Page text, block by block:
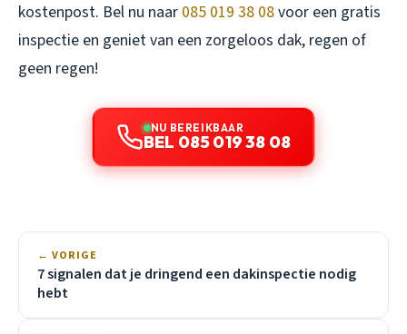
kostenpost. Bel nu naar 085 019 38 08voor een gratis
inspectie en geniet van een zorgeloos dak, regen of
geen regen!
NU BEREIKBAAR
BEL 085 019 38 08
← VORIGE
7 signalen dat je dringend een dakinspectie nodig
hebt